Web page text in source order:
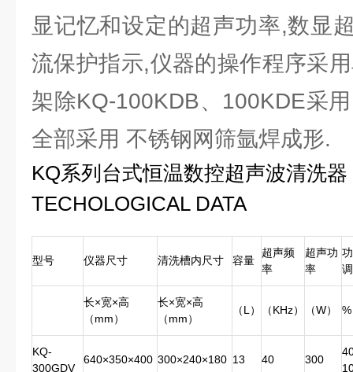
显记忆和设定的超声功率,数显
流保护指示,仪器的操作程序采
架除KQ-100KDB、100KDE采
全部采用 不锈钢网筛氩焊成形.
KQ系列台式恒温数控超声波清洗
TECHOLOGICAL DATA
型号 仪器尺寸 清洗槽内尺寸 容量
超声频
率
超声功
率
调
长×宽×高
（mm）
长×宽×高
（mm）
（L） （KHz） （W） %
KQ-
300GDV
640×350×400 300×240×180 13 40 300